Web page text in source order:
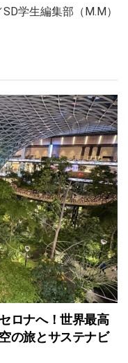
学生編集部（M.M）
ロナへ！世界最高
の旅とサステナビ